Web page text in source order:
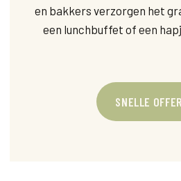
en bakkers verzorgen het
een lunchbuffet of een
SNELLE